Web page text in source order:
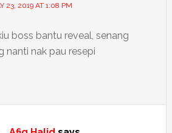
23, 2019 AT 1:08 PM
boss bantu reveal, senang
nanti nak pau resepi